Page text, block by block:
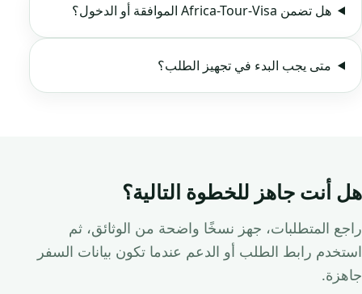
هل تضمن Africa-Tour-Visa الموافقة أو الدخول؟
متى يجب البدء في تجهيز الطلب؟
هل أنت جاهز للخطوة التالية؟
راجع المتطلبات، جهز نسخًا واضحة من الوثائق، ثم
استخدم رابط الطلب أو الدعم عندما تكون بيانات السفر
جاهزة.